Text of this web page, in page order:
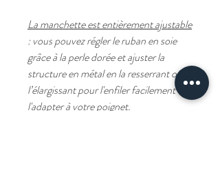
La manchette est entièrement ajustable
: vous pouvez régler le ruban en soie
grâce à la perle dorée et ajuster la
structure en métal en la resserrant ou
l’élargissant pour l'enfiler facilement et
l'adapter à votre poignet.